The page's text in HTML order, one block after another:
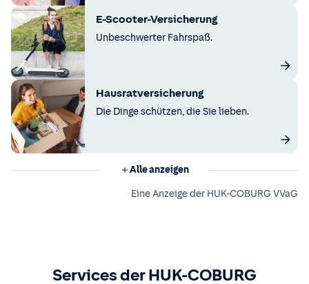
E-Scooter-Versicherung
Unbeschwerter Fahrspaß.
Hausratversicherung
Die Dinge schützen, die Sie lieben.
Alle anzeigen
Eine Anzeige der HUK-COBURG VVaG
Services der HUK-COBURG